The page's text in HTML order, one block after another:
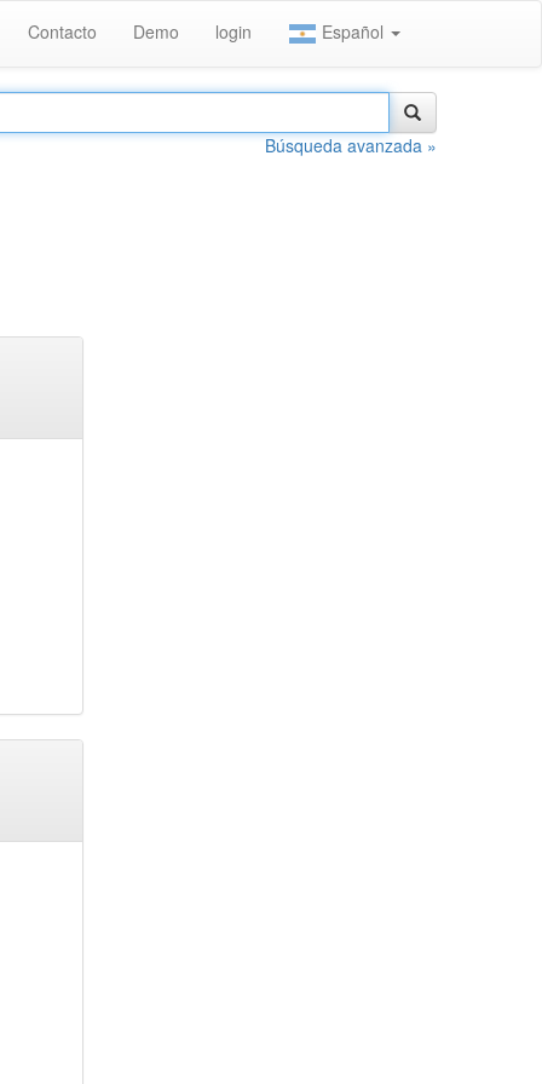
Contacto Demo login Español
Búsqueda avanzada »